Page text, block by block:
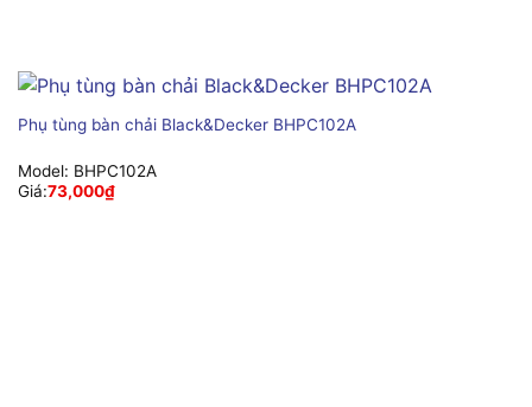
Phụ tùng bàn chải Black&Decker BHPC102A
Model: BHPC102A
Giá:73,000₫